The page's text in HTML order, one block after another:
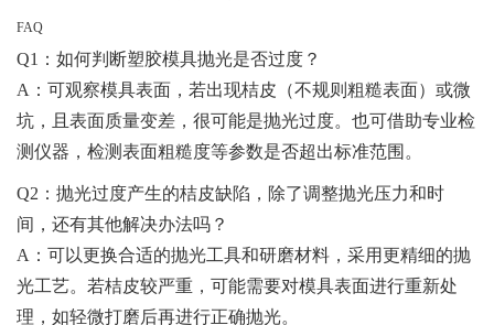
FAQ
Q1：如何判断塑胶模具抛光是否过度？
A：可观察模具表面，若出现桔皮（不规则粗糙表面）或微
坑，且表面质量变差，很可能是抛光过度。也可借助专业检
测仪器，检测表面粗糙度等参数是否超出标准范围。
Q2：抛光过度产生的桔皮缺陷，除了调整抛光压力和时
间，还有其他解决办法吗？
A：可以更换合适的抛光工具和研磨材料，采用更精细的抛
光工艺。若桔皮较严重，可能需要对模具表面进行重新处
理，如轻微打磨后再进行正确抛光。